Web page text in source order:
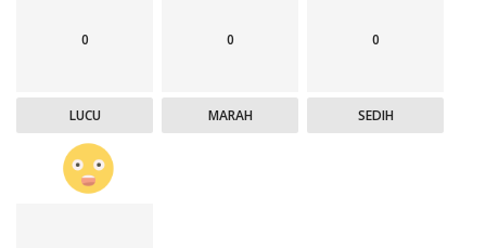
0
LUCU
0
MARAH
0
SEDIH